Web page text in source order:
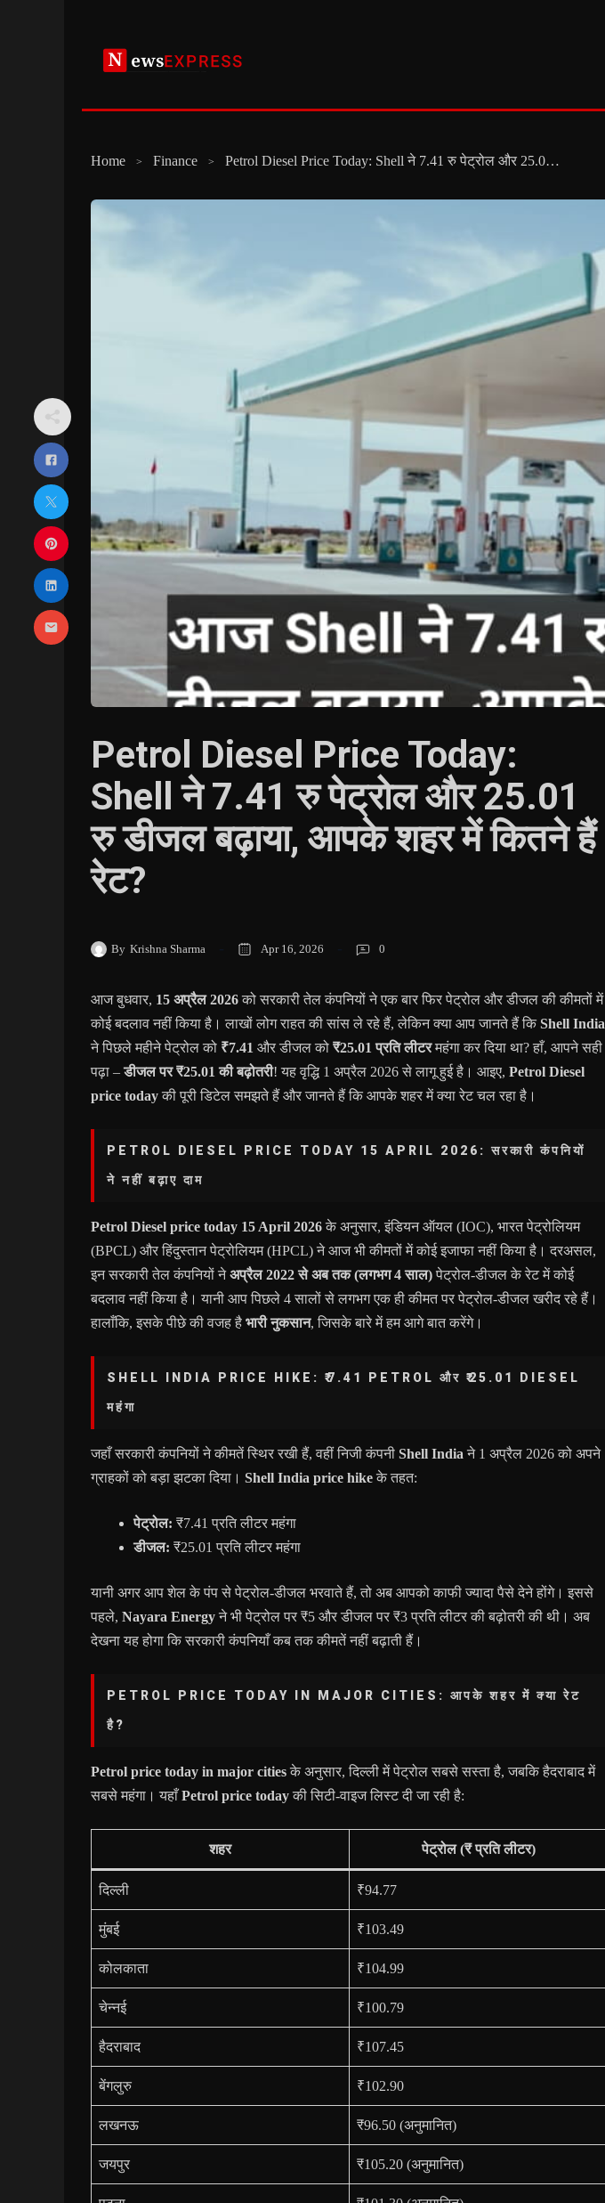
Home Finance Petrol Diesel Price Today: Shell ने 7.41 रु पेट्रोल और 25.01 रु डीजल बढ़ाया, आपके शहर में कितने हैं रेट?
Petrol Diesel Price Today:
Shell ने 7.41 रु पेट्रोल और 25.01
रु डीजल बढ़ाया, आपके शहर में कितने हैं
रेट?
By Krishna Sharma Apr 16, 2026 0
आज बुधवार, 15 अप्रैल 2026को सरकारी तेल कंपनियों ने एक बार फिर पेट्रोल और डीजल की कीमतों में
कोई बदलाव नहीं किया है। लाखों लोग राहत की सांस ले रहे हैं, लेकिन क्या आप जानते हैं कि Shell India
ने पिछले महीने पेट्रोल को ₹7.41 और डीजल को ₹25.01 प्रति लीटरमहंगा कर दिया था? हाँ, आपने सही
पढ़ा –डीजल पर ₹25.01 की बढ़ोतरी! यह वृद्धि 1 अप्रैल 2026 से लागू हुई है। आइए, Petrol Diesel
price todayकी पूरी डिटेल समझते हैं और जानते हैं कि आपके शहर में क्या रेट चल रहा है।
PETROL DIESEL PRICE TODAY 15 APRIL 2026: सरकारी कंपनियों
ने नहीं बढ़ाए दाम
Petrol Diesel price today 15 April 2026के अनुसार, इंडियन ऑयल (IOC), भारत पेट्रोलियम
(BPCL) और हिंदुस्तान पेट्रोलियम (HPCL) ने आज भी कीमतों में कोई इजाफा नहीं किया है। दरअसल,
इन सरकारी तेल कंपनियों नेअप्रैल 2022 से अब तक (लगभग 4 साल)पेट्रोल-डीजल के रेट में कोई
बदलाव नहीं किया है। यानी आप पिछले 4 सालों से लगभग एक ही कीमत पर पेट्रोल-डीजल खरीद रहे हैं।
हालाँकि, इसके पीछे की वजह है भारी नुकसान, जिसके बारे में हम आगे बात करेंगे।
SHELL INDIA PRICE HIKE: ₹7.41 PETROL और ₹25.01 DIESEL
महंगा
जहाँ सरकारी कंपनियों ने कीमतें स्थिर रखी हैं, वहीं निजी कंपनी Shell India ने 1 अप्रैल 2026 को अपने
ग्राहकों को बड़ा झटका दिया। Shell India price hikeके तहत:
पेट्रोल: ₹7.41 प्रति लीटर महंगा
डीजल: ₹25.01 प्रति लीटर महंगा
यानी अगर आप शेल के पंप से पेट्रोल-डीजल भरवाते हैं, तो अब आपको काफी ज्यादा पैसे देने होंगे। इससे
पहले, Nayara Energyने भी पेट्रोल पर ₹5 और डीजल पर ₹3 प्रति लीटर की बढ़ोतरी की थी। अब
देखना यह होगा कि सरकारी कंपनियाँ कब तक कीमतें नहीं बढ़ाती हैं।
PETROL PRICE TODAY IN MAJOR CITIES: आपके शहर में क्या रेट
है?
Petrol price today in major citiesके अनुसार, दिल्ली में पेट्रोल सबसे सस्ता है, जबकि हैदराबाद में
सबसे महंगा। यहाँPetrol price todayकी सिटी-वाइज लिस्ट दी जा रही है:
शहर पेट्रोल (₹ प्रति लीटर)
दिल्ली ₹94.77
मुंबई ₹103.49
कोलकाता ₹104.99
चेन्नई ₹100.79
हैदराबाद ₹107.45
बेंगलुरु ₹102.90
लखनऊ ₹96.50 (अनुमानित)
जयपुर ₹105.20 (अनुमानित)